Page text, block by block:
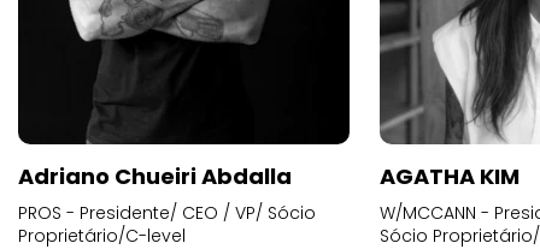
Adriano Chueiri Abdalla
PROS - Presidente/ CEO / VP/ Sócio
Proprietário/C-level
AGATHA KIM
W/MCCANN -
Sócio